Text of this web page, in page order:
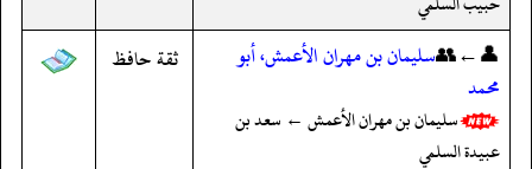
👤←👥سليمان بن مهران الأعمش، أبو
محمد
سليمان بن مهران الأعمش ← سعد بن
عبيدة السلمي
ثقة حافظ